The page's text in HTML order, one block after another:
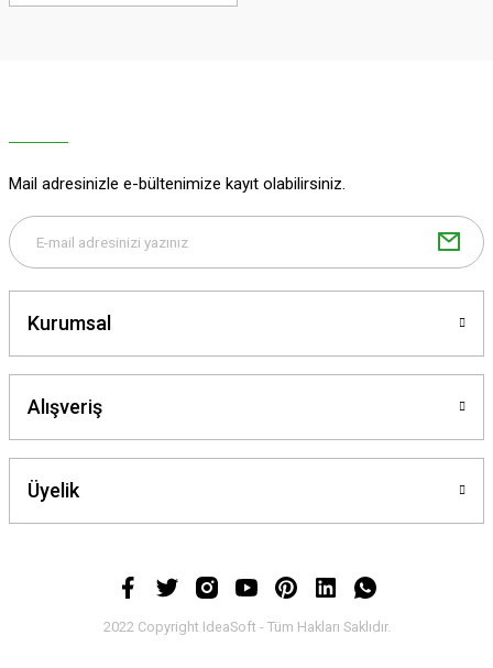
Mail adresinizle e-bültenimize kayıt olabilirsiniz.
Kurumsal
Alışveriş
Üyelik
2022 Copyright IdeaSoft - Tüm Hakları Saklıdır.